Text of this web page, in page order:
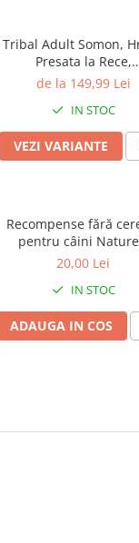
Tribal Adult Somon,
Presata la Rece,
Hipoalergenica
de la 149,99 Lei
IN STOC
VEZI VARIANTE
Recompense fără
pentru câini
Protection Superior
20,00 Lei
IN STOC
ADAUGA IN COS